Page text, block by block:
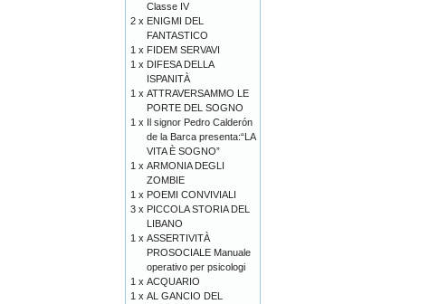
Classe IV
2 x ENIGMI DEL
FANTASTICO
1 x FIDEM SERVAVI
1 x DIFESA DELLA
ISPANITÀ
1 x ATTRAVERSAMMO LE
PORTE DEL SOGNO
1 x Il signor Pedro Calderón
de la Barca presenta:“LA
VITA È SOGNO”
1 x ARMONIA DEGLI
ZOMBIE
1 x POEMI CONVIVIALI
3 x PICCOLA STORIA DEL
LIBANO
1 x ASSERTIVITÀ
PROSOCIALE Manuale
operativo per psicologi
1 x ACQUARIO
1 x AL GANCIO DEL